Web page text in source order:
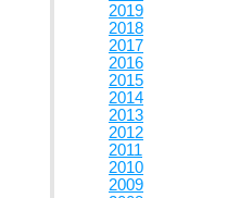
2019
2018
2017
2016
2015
2014
2013
2012
2011
2010
2009